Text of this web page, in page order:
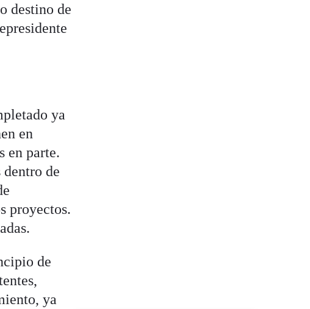
destino de
ya
en
en parte.
de
proyectos.
de
ya